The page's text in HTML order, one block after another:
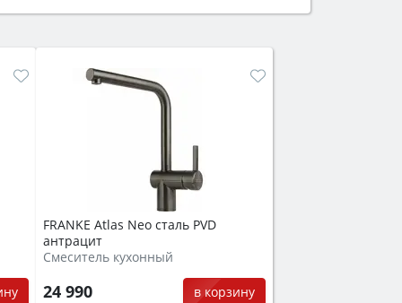
от детей).
FRANKE Atlas Neo сталь PVD
антрацит
Смеситель кухонный
24 990 в корзину